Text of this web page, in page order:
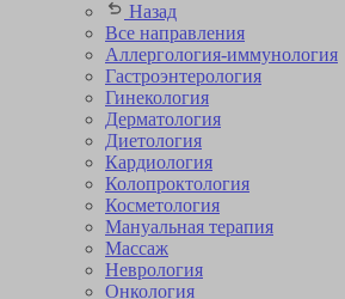
Назад
Все направления
Аллергология-иммунология
Гастроэнтерология
Гинекология
Дерматология
Диетология
Кардиология
Коло­проктология
Косметология
Мануальная терапия
Массаж
Неврология
Онкология